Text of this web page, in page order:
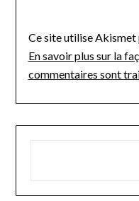
Ce site utilise Akismet
En savoir plus sur la
commentaires sont